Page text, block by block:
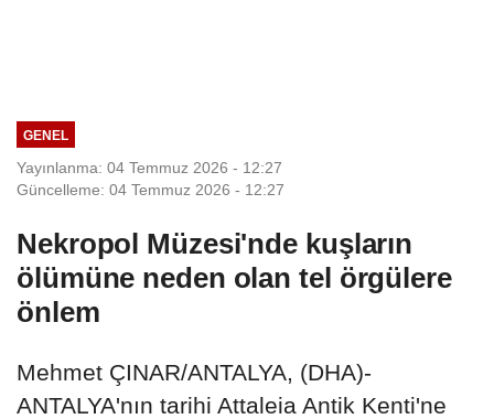
GENEL
Yayınlanma: 04 Temmuz 2026 - 12:27
Güncelleme: 04 Temmuz 2026 - 12:27
Nekropol Müzesi'nde kuşların
ölümüne neden olan tel örgülere
önlem
Mehmet ÇINAR/ANTALYA, (DHA)-
ANTALYA'nın tarihi Attaleia Antik Kenti'ne